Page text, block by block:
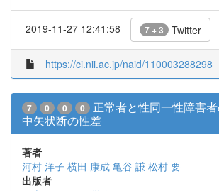
2019-11-27 12:41:58 7 + 3 Twitter
https://ci.nii.ac.jp/naid/110003288298
7 0 0 0
正常者と性同一性障害
中矢状断の性差
著者
河村 洋子 横田 康成 亀谷 謙 松村 要
出版者